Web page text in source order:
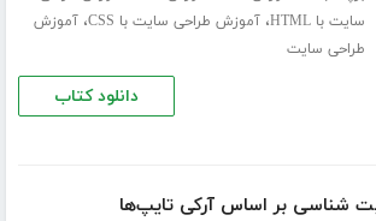
سایت با HTML
،آموزش طراحی سایت با CSS ،آموزش
طراحی سایت
دانلود کتاب
شناسی بر اساس آرکی تایپ‌ها